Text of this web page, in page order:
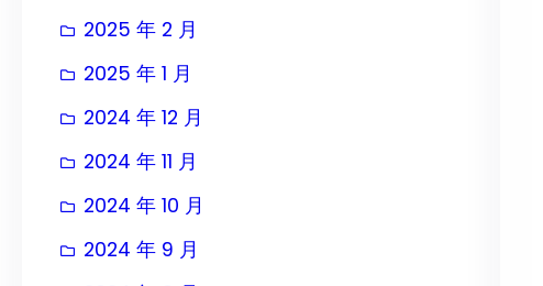
2025 年 2 月
2025 年 1 月
2024 年 12 月
2024 年 11 月
2024 年 10 月
2024 年 9 月